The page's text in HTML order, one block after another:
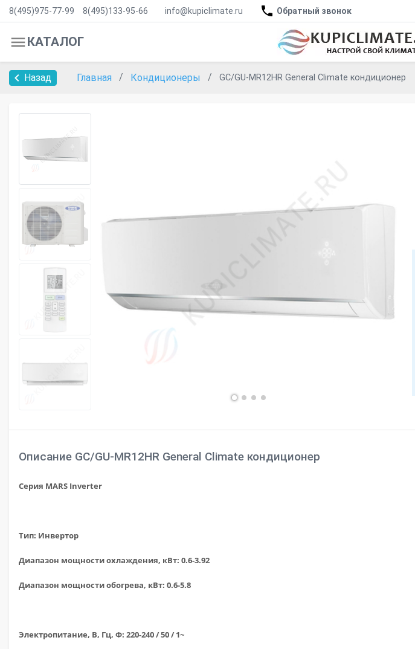
8(495)975-77-99 8(495)133-95-66 info@kupiclimate.ru Обратный звонок
КАТАЛОГ
Назад Главная Кондиционеры GC/GU-MR12HR General Climate кондиционер
Описание GC/GU-MR12HR General Climate кондиционер
Серия MARS Inverter
Тип: Инвертор
Диапазон мощности охлаждения, кВт: 0.6-3.92
Диапазон мощности обогрева, кВт: 0.6-5.8
Электропитание, В, Гц, Ф: 220-240 / 50 / 1~